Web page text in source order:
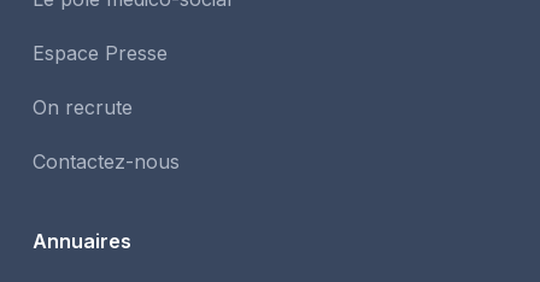
Espace Presse
On recrute
Contactez-nous
Annuaires